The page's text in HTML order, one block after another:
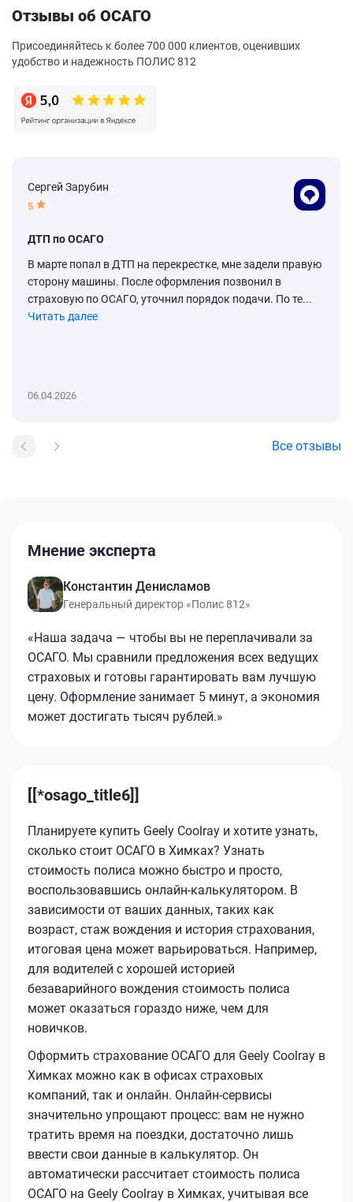
Отзывы об ОСАГО
Присоединяйтесь к более 700 000 клиентов, оценивших
удобство и надежность ПОЛИС 812
Сергей Зарубин
5
ДТП по ОСАГО
В марте попал в ДТП на перекрестке, мне задели правую
сторону машины. После оформления позвонил в
страховую по ОСАГО, уточнил порядок подачи. По те...
Читать далее
06.04.2026
Все отзывы
Мнение эксперта
Константин Денисламов
Генеральный директор «Полис 812»
«Наша задача — чтобы вы не переплачивали за
ОСАГО. Мы сравнили предложения всех ведущих
страховых и готовы гарантировать вам лучшую
цену. Оформление занимает 5 минут, а экономия
может достигать тысяч рублей.»
[[*osago_title6]]
Планируете купить Geely Coolray и хотите узнать,
сколько стоит ОСАГО в Химках? Узнать
стоимость полиса можно быстро и просто,
воспользовавшись онлайн-калькулятором. В
зависимости от ваших данных, таких как
возраст, стаж вождения и история страхования,
итоговая цена может варьироваться. Например,
для водителей с хорошей историей
безаварийного вождения стоимость полиса
может оказаться гораздо ниже, чем для
новичков.
Оформить страхование ОСАГО для Geely Coolray в
Химках можно как в офисах страховых
компаний, так и онлайн. Онлайн-сервисы
значительно упрощают процесс: вам не нужно
тратить время на поездки, достаточно лишь
ввести свои данные в калькулятор. Он
автоматически рассчитает стоимость полиса
ОСАГО на Geely Coolray в Химках, учитывая все